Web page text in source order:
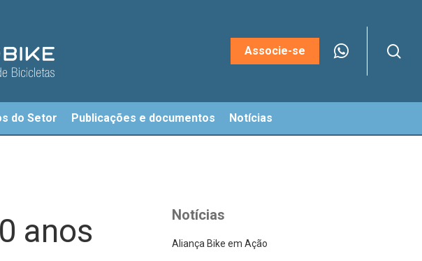
Associe-se
do Setor Publicações e documentos Notícias
anos
Notícias
Aliança Bike em Ação